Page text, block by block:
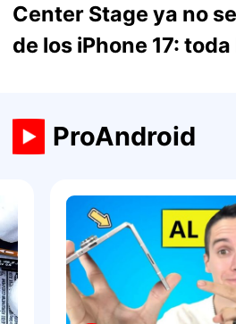
Center Stage ya no
de los iPhone 17:
ProAndroid